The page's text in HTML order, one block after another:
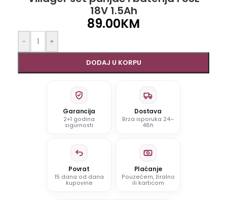
18V 1.5Ah
89.00KM
- +
DODAJ U KORPU
Garancija
2+1 godina
sigurnosti
Dostava
Brza isporuka 24–
48h
Povrat
15 dana od dana
kupovine
Plaćanje
Pouzećem, žiralno
ili karticom